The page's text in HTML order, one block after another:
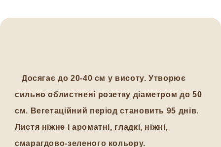
Досягає до 20-40 см у висоту. Утворює
сильно облистнені розетку діаметром до 50
см. Вегетаційний період становить 95 днів.
Листя ніжне і ароматні, гладкі, ніжні,
смарагдово-зеленого кольору.